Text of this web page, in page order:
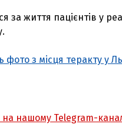
за життя пацієнтів у
фото з місця теракту у
на нашому Telegram-
З'явилося